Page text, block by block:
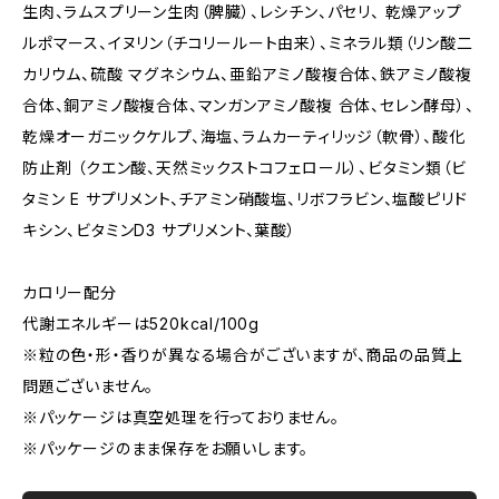
生肉、ラムスプリーン生肉（脾臓）、レシチン、パセリ、 乾燥アップ
ルポマース、イヌリン（チコリールート由来）、ミネラル類（リン酸二
カリウム、硫酸 マグネシウム、亜鉛アミノ酸複合体、鉄アミノ酸複
合体、銅アミノ酸複合体、マンガンアミノ酸複 合体、セレン酵母）、
乾燥オーガニックケルプ、海塩、ラムカーティリッジ（軟骨）、酸化
防止剤 （クエン酸、天然ミックストコフェロール）、ビタミン類（ビ
タミン E サプリメント、チアミン硝酸塩、リボフラビン、塩酸ピリド
キシン、ビタミンD3 サプリメント、葉酸）
カロリー配分
代謝エネルギーは520kcal/100g
※粒の色・形・香りが異なる場合がございますが、商品の品質上
問題ございません。
※パッケージは真空処理を行っておりません。
※パッケージのまま保存をお願いします。